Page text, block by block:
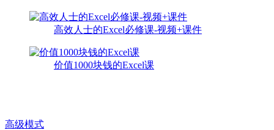
高效人士的Excel必修课-视频+课件
价值1000块钱的Excel课
高级模式